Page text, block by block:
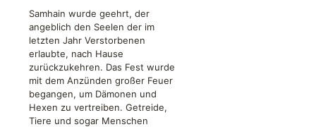
Samhain wurde geehrt, der
angeblich den Seelen der im
letzten Jahr Verstorbenen
erlaubte, nach Hause
zurückzukehren. Das Fest wurde
mit dem Anzünden großer Feuer
begangen, um Dämonen und
Hexen zu vertreiben. Getreide,
Tiere und sogar Menschen